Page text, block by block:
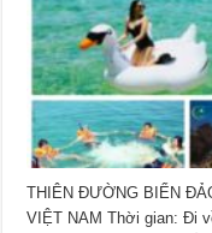
THIÊN ĐƯỜNG BIỂN
VIỆT NAM Thời gian: Đi